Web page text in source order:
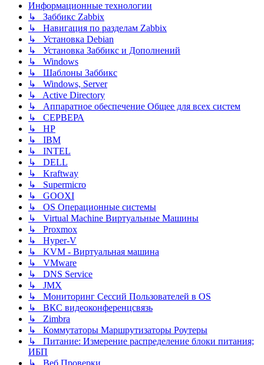
Информационные технологии
↳ Заббикс Zabbix
↳ Навигация по разделам Zabbix
↳ Установка Debian
↳ Установка Заббикс и Дополнений
↳ Windows
↳ Шаблоны Заббикс
↳ Windows, Server
↳ Active Directory
↳ Аппаратное обеспечение Общее для всех систем
↳ СЕРВЕРА
↳ HP
↳ IBM
↳ INTEL
↳ DELL
↳ Kraftway
↳ Supermicro
↳ GOOXI
↳ OS Операционные системы
↳ Virtual Machine Виртуальные Машины
↳ Proxmox
↳ Hyper-V
↳ KVM - Виртуальная машина
↳ VMware
↳ DNS Service
↳ JMX
↳ Мониторинг Сессий Пользователей в OS
↳ ВКС видеоконференцсвязь
↳ Zimbra
↳ Коммутаторы Маршрутизаторы Роутеры
↳ Питание: Измерение распределение блоки питания;
ИБП